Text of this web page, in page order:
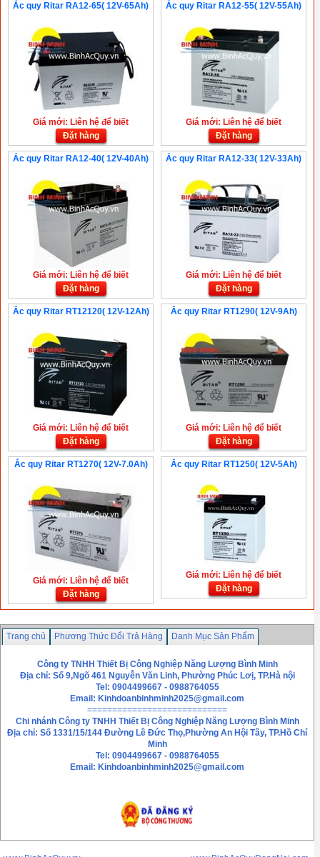
Ắc quy Ritar RA12-65( 12V-65Ah)
Giá mới: Liên hệ để biết
Đặt hàng
Ắc quy Ritar RA12-55( 12V-55Ah)
Giá mới: Liên hệ để biết
Đặt hàng
Ắc quy Ritar RA12-40( 12V-40Ah)
Giá mới: Liên hệ để biết
Đặt hàng
Ắc quy Ritar RA12-33( 12V-33Ah)
Giá mới: Liên hệ để biết
Đặt hàng
Ắc quy Ritar RT12120( 12V-12Ah)
Giá mới: Liên hệ để biết
Đặt hàng
Ắc quy Ritar RT1290( 12V-9Ah)
Giá mới: Liên hệ để biết
Đặt hàng
Ắc quy Ritar RT1270( 12V-7.0Ah)
Giá mới: Liên hệ để biết
Đặt hàng
Ắc quy Ritar RT1250( 12V-5Ah)
Giá mới: Liên hệ để biết
Đặt hàng
Trang chủ Phương Thức Đổi Trả Hàng
Danh Mục Sản Phẩm
Công ty TNHH Thiết Bị Công Nghiệp Năng Lượng Bình Minh
Địa chỉ: Số 9,Ngõ 461 Nguyễn Văn Linh, Phường Phúc Lơị, TP.Hà nội
Tel: 0904499667 - 0988764055
Email: Kinhdoanbinhminh2025@gmail.com
============================
Chi nhánh Công ty TNHH Thiết Bị Công Nghiệp Năng Lượng Bình Minh
Địa chỉ: Số 1331/15/144 Đường Lê Đức Thọ,Phường An Hội Tây, TP.Hồ Chí
Minh
Tel: 0904499667 - 0988764055
Email: Kinhdoanbinhminh2025@gmail.com